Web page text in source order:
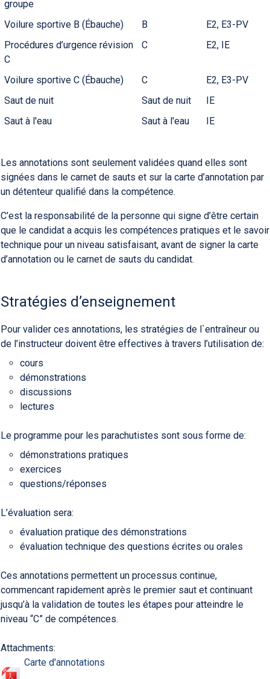
groupe
Voilure sportive B (Ébauche) B
E2, E3-PV
Procédures d’urgence révision
C
C E2, IE
Voilure sportive C (Ébauche) C
E2, E3-PV
Saut de nuit
Saut de nuit
IE
Saut à l'eau
Saut à l'eau IE
Les annotations sont seulement validées quand elles sont
signées dans le carnet de sauts et sur la carte d’annotation par
un détenteur qualifié dans la compétence.
C’est la responsabilité de la personne qui signe d’être certain
que le candidat a acquis les compétences pratiques et le savoir
technique pour un niveau satisfaisant, avant de signer la carte
d’annotation ou le carnet de sauts du candidat.
Stratégies d’enseignement
Pour valider ces annotations, les stratégies de l`entraîneur ou
de l’instructeur doivent être effectives à travers l’utilisation de:
cours
démonstrations
discussions
lectures
Le programme pour les parachutistes sont sous forme de:
démonstrations pratiques
exercices
questions/réponses
L’évaluation sera:
évaluation pratique des démonstrations
évaluation technique des questions écrites ou orales
Ces annotations permettent un processus continue,
commencant rapidement après le premier saut et continuant
jusqu’à la validation de toutes les étapes pour atteindre le
niveau “C” de compétences.
Attachments:
Carte d'annotations